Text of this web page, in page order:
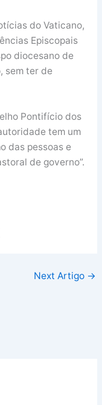
do Vaticano,
Episcopais
diocesano de
sem ter de
Pontifício dos
tem um
das pessoas e
de governo”.
Next Artigo →